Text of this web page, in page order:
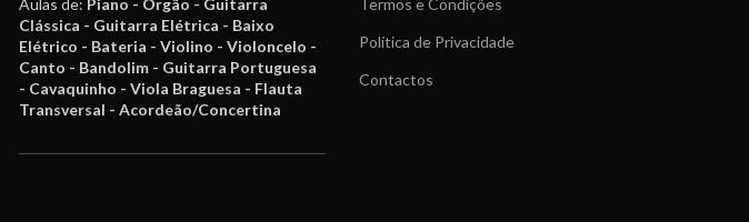
Aulas de: Piano - Orgão - Guitarra
Clássica - Guitarra Elétrica - Baixo
Elétrico - Bateria - Violino - Violoncelo -
Canto - Bandolim - Guitarra Portuguesa
- Cavaquinho - Viola Braguesa - Flauta
Transversal - Acordeão/Concertina
Termos e Condições
Política de Privacidade
Contactos